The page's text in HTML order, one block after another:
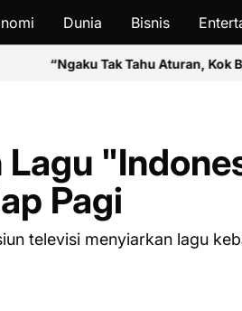
Dunia Bisnis
Tahu Aturan, Kok Bisa Jadi Bupati?”
Pagi
televisi menyiarkan lagu